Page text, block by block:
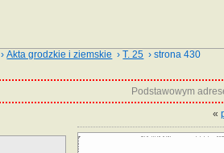
›Akta grodzkie i ziemskie ›T. 25 › strona 430
Podstawowym
«